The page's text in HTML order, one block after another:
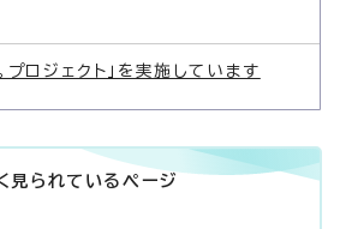
プロジェクト」を実施しています
見られているページ